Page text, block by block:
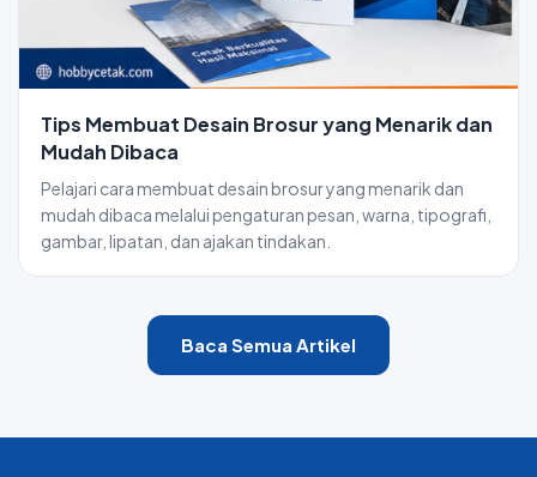
Tips Membuat Desain Brosur yang Menarik dan
Mudah Dibaca
Pelajari cara membuat desain brosur yang menarik dan
mudah dibaca melalui pengaturan pesan, warna, tipografi,
gambar, lipatan, dan ajakan tindakan.
Baca Semua Artikel